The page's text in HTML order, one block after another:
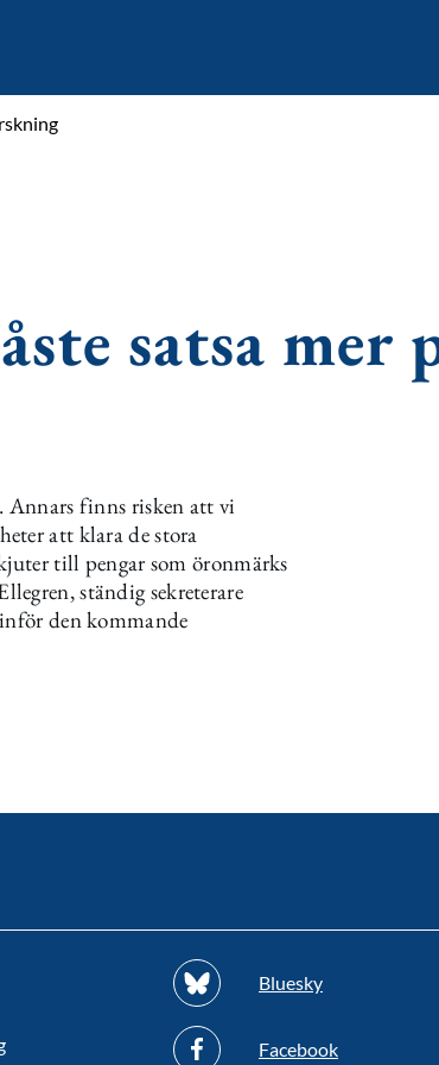
satsa mer
Annars finns risken att vi
att klara de stora
till pengar som öronmärks
ständig sekreterare
den kommande
Bluesky
Facebook